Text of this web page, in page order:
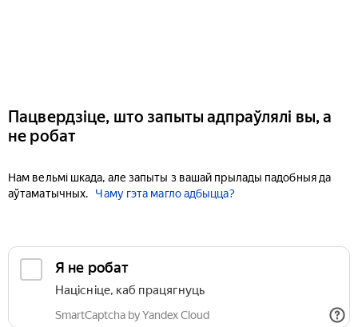
Пацвердзіце, што запыты адпраўлялі вы, а
не робат
Нам вельмі шкада, але запыты з вашай прылады падобныя да
аўтаматычных.
Чаму гэта магло адбыцца?
Я не робат
Націсніце, каб працягнуць
SmartCaptcha by Yandex Cloud